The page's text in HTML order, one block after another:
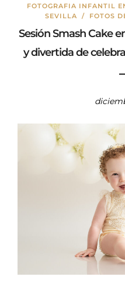
FOTOGRAFIA INFANTIL
SEVILLA / FOTOS
Sesión Smash Cake
y divertida de